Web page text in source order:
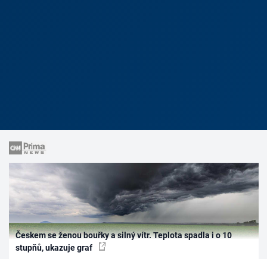
Českem se ženou bouřky a silný vítr. Teplota spadla i o 10
stupňů, ukazuje graf